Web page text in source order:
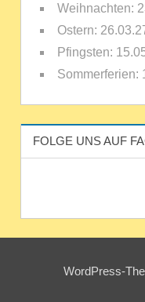
Weihnachten:
Ostern:
Pfingsten:
Sommerferien:
FOLGE UNS AUF
WordPress-